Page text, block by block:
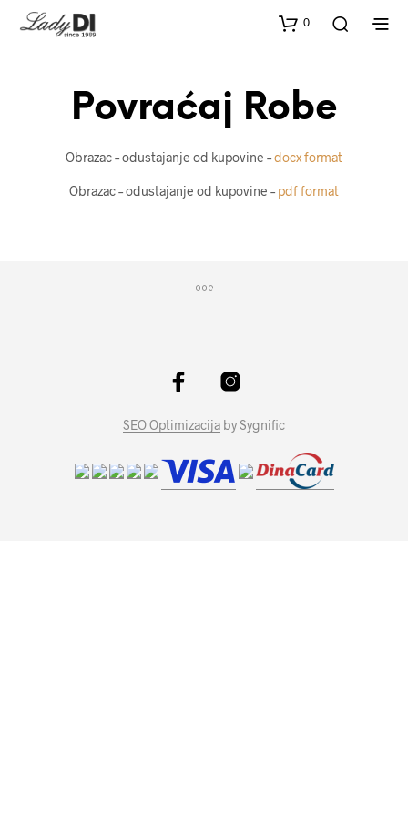
0
Povraćaj Robe
Obrazac – odustajanje od kupovine –docx format
Obrazac – odustajanje od kupovine – pdf format
SEO Optimizacija by Sygnific